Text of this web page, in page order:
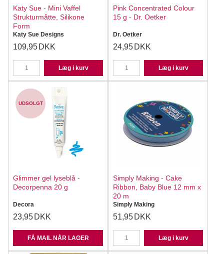
Katy Sue - Mini Vaffel
Strukturmåtte, Silikone
Form
Katy Sue Designs
109,95 DKK
Læg i kurv
Pink Concentrated Colour
15 g - Dr. Oetker
Dr. Oetker
24,95 DKK
Læg i kurv
UDSOLGT
Glimmer gel lyseblå -
Decorpenna 20 g
Decora
23,95 DKK
FÅ MAIL NÅR LAGER
Simply Making - Cake
Ribbon, Baby Blue 12 mm x
20 m
Simply Making
51,95 DKK
Læg i kurv